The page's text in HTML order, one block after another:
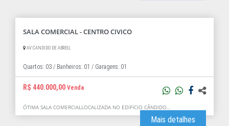
SALA COMERCIAL - CENTRO CIVICO
AV CANDIDO DE ABREU,
Quartos: 03 / Banheiros: 01 / Garagens: 01
R$ 440.000,00 Venda
ÓTIMA SALA COMERCIALLOCALIZADA NO EDIFICIO CÂNDIDO…
Mais detalhes